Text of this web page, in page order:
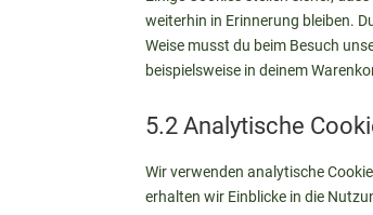
weiterhin in Erinnerung bleiben.
Weise musst du beim Besuch
beispielsweise in deinem
5.2 Analytische
Wir verwenden analytische
erhalten wir Einblicke in die